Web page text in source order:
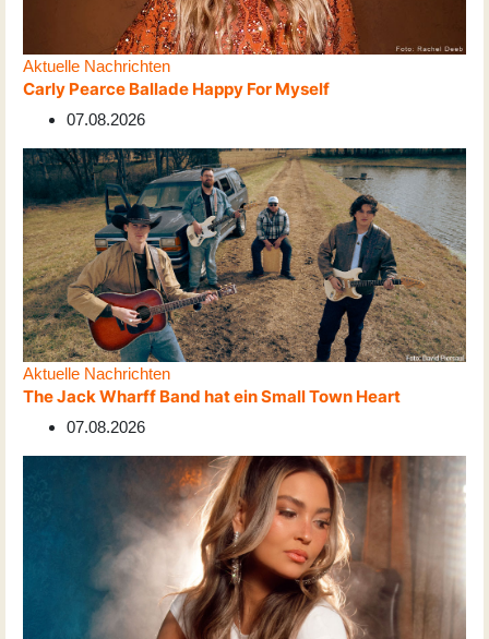
Aktuelle Nachrichten
Carly Pearce Ballade Happy For Myself
07.08.2026
Aktuelle Nachrichten
The Jack Wharff Band hat ein Small Town Heart
07.08.2026